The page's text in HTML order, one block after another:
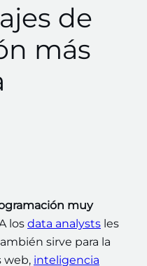
de
más
muy
los data analysts les
sirve para la
web, inteligencia